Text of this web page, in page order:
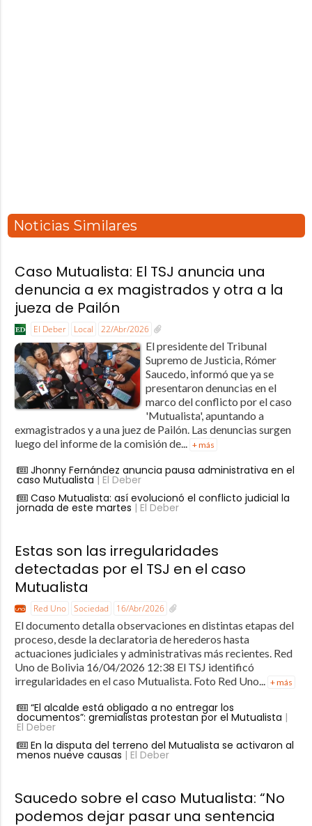
Noticias Similares
Caso Mutualista: El TSJ anuncia una
denuncia a ex magistrados y otra a la
jueza de Pailón
El Deber Local 22/Abr/2026
El presidente del Tribunal
Supremo de Justicia, Rómer
Saucedo, informó que ya se
presentaron denuncias en el
marco del conflicto por el caso
'Mutualista', apuntando a
exmagistrados y a una juez de Pailón. Las denuncias surgen
luego del informe de la comisión de... + más
Jhonny Fernández anuncia pausa administrativa en el
caso Mutualista | El Deber
Caso Mutualista: así evolucionó el conflicto judicial la
jornada de este martes | El Deber
Estas son las irregularidades
detectadas por el TSJ en el caso
Mutualista
Red Uno Sociedad 16/Abr/2026
El documento detalla observaciones en distintas etapas del
proceso, desde la declaratoria de herederos hasta
actuaciones judiciales y administrativas más recientes. Red
Uno de Bolivia 16/04/2026 12:38 El TSJ identificó
irregularidades en el caso Mutualista. Foto Red Uno...
+ más
“El alcalde está obligado a no entregar los
documentos”: gremialistas protestan por el Mutualista |
El Deber
En la disputa del terreno del Mutualista se activaron al
menos nueve causas | El Deber
Saucedo sobre el caso Mutualista: “No
podemos dejar pasar una sentencia